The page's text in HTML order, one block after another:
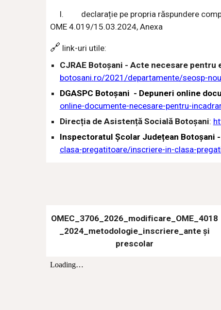
l.
declarație pe propria răspundere
OME 4.019/15.03.2024, Anexa
🔗 link-uri utile:
CJRAE Botoșani - Acte necesare
botosani.ro/2021/departamente/seosp-
DGASPC Botoșani - Depuneri online
online-documente-necesare-pentru-
Direcția de Asistență Socială Botoșani:
Inspectoratul Școlar Județean Botoșani -
clasa-pregatitoare/inscriere-in-clasa-
OMEC_3706_2026_modificare_OME_4018
_2024_metodologie_inscriere_ante și
prescolar